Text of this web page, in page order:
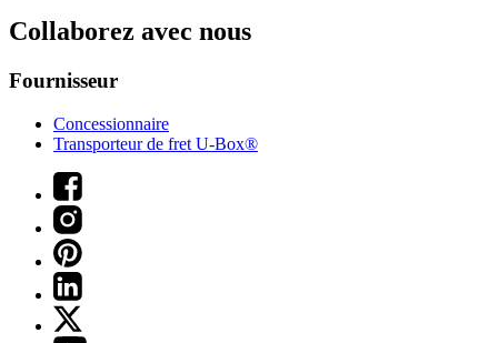
Collaborez avec nous
Fournisseur
Concessionnaire
Transporteur de fret U-Box®